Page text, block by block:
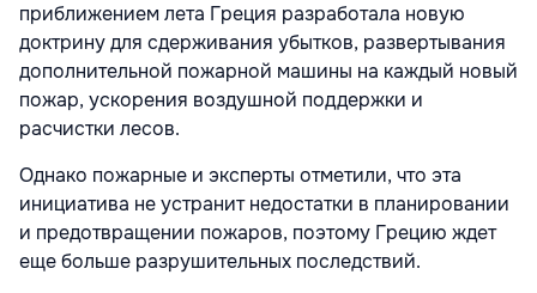
приближением лета Греция разработала новую
доктрину для сдерживания убытков, развертывания
дополнительной пожарной машины на каждый новый
пожар, ускорения воздушной поддержки и
расчистки лесов.
Однако пожарные и эксперты отметили, что эта
инициатива не устранит недостатки в планировании
и предотвращении пожаров, поэтому Грецию ждет
еще больше разрушительных последствий.